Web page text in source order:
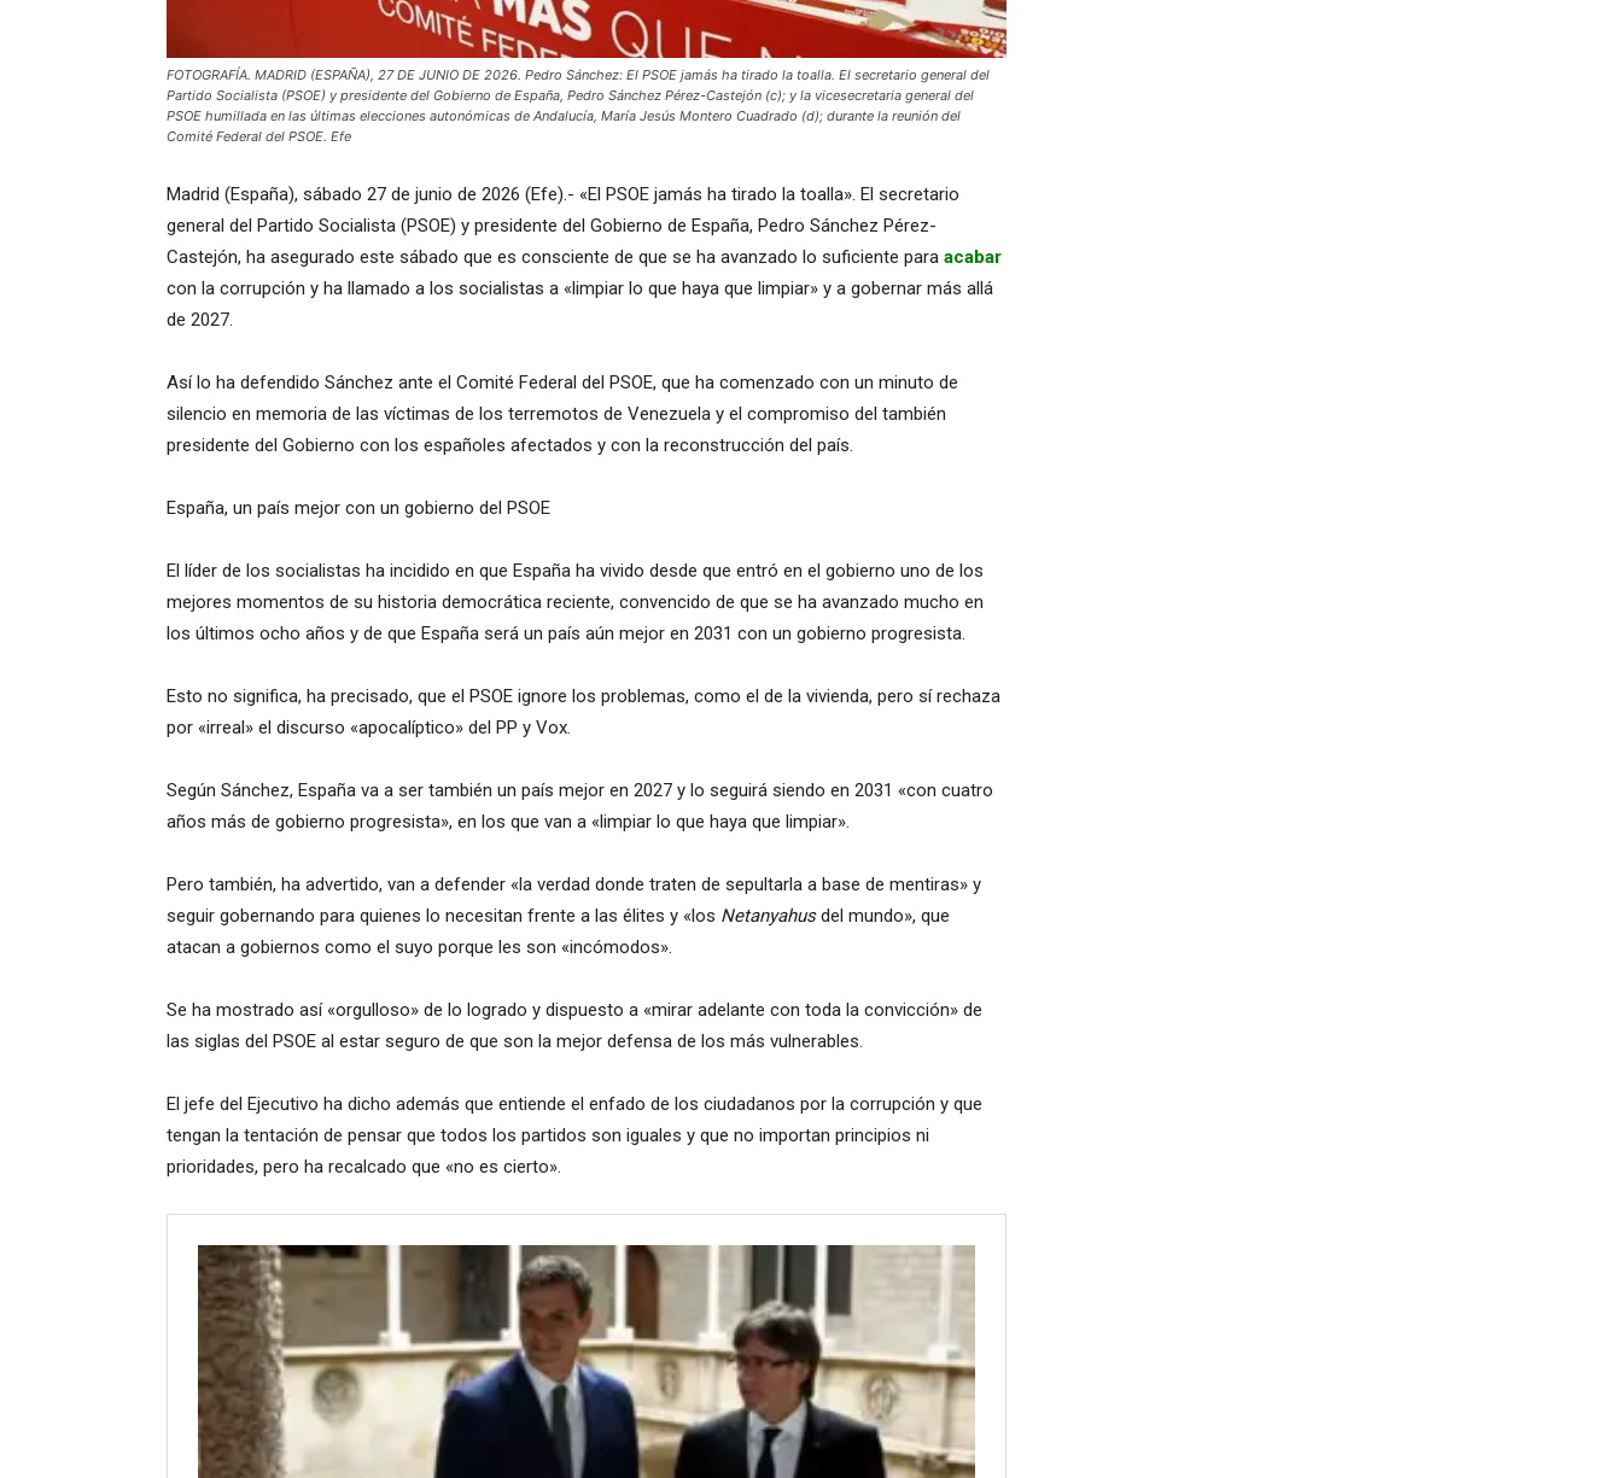
FOTOGRAFÍA. MADRID (ESPAÑA), 27 DE JUNIO DE 2026. Pedro Sánchez: El PSOE jamás ha tirado la toalla. El secretario general del
Partido Socialista (PSOE) y presidente del Gobierno de España, Pedro Sánchez Pérez-Castejón (c); y la vicesecretaria general del
PSOE humillada en las últimas elecciones autonómicas de Andalucía, María Jesús Montero Cuadrado (d); durante la reunión del
Comité Federal del PSOE. Efe
Madrid (España), sábado 27 de junio de 2026 (Efe).- «El PSOE jamás ha tirado la toalla». El secretario
general del Partido Socialista (PSOE) y presidente del Gobierno de España, Pedro Sánchez Pérez-
Castejón, ha asegurado este sábado que es consciente de que se ha avanzado lo suficiente para acabar
con la corrupción y ha llamado a los socialistas a «limpiar lo que haya que limpiar» y a gobernar más allá
de 2027.
Así lo ha defendido Sánchez ante el Comité Federal del PSOE, que ha comenzado con un minuto de
silencio en memoria de las víctimas de los terremotos de Venezuela y el compromiso del también
presidente del Gobierno con los españoles afectados y con la reconstrucción del país.
España, un país mejor con un gobierno del PSOE
El líder de los socialistas ha incidido en que España ha vivido desde que entró en el gobierno uno de los
mejores momentos de su historia democrática reciente, convencido de que se ha avanzado mucho en
los últimos ocho años y de que España será un país aún mejor en 2031 con un gobierno progresista.
Esto no significa, ha precisado, que el PSOE ignore los problemas, como el de la vivienda, pero sí rechaza
por «irreal» el discurso «apocalíptico» del PP y Vox.
Según Sánchez, España va a ser también un país mejor en 2027 y lo seguirá siendo en 2031 «con cuatro
años más de gobierno progresista», en los que van a «limpiar lo que haya que limpiar».
Pero también, ha advertido, van a defender «la verdad donde traten de sepultarla a base de mentiras» y
seguir gobernando para quienes lo necesitan frente a las élites y «los Netanyahusdel mundo», que
atacan a gobiernos como el suyo porque les son «incómodos».
Se ha mostrado así «orgulloso» de lo logrado y dispuesto a «mirar adelante con toda la convicción» de
las siglas del PSOE al estar seguro de que son la mejor defensa de los más vulnerables.
El jefe del Ejecutivo ha dicho además que entiende el enfado de los ciudadanos por la corrupción y que
tengan la tentación de pensar que todos los partidos son iguales y que no importan principios ni
prioridades, pero ha recalcado que «no es cierto».